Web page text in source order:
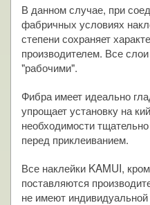
В данном случае, при
фабричных условиях
степени сохраняет
производителем. Все
"рабочими".
Фибра имеет идеально
упрощает установку на
необходимости
перед приклеиванием.
Все наклейки KAMUI,
поставляются
не имеют индивидуальной